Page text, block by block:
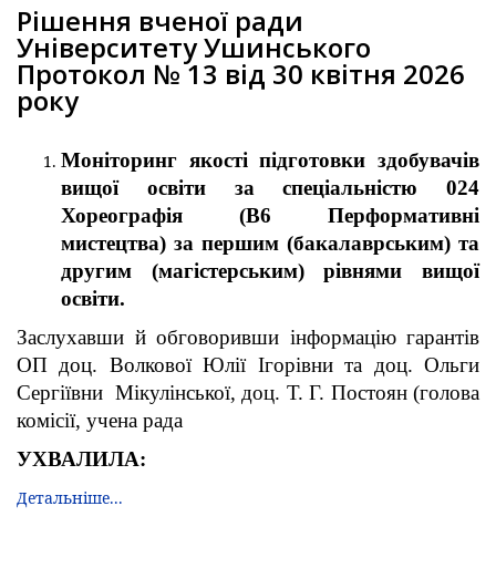
Рішення вченої ради
Університету Ушинського
Протокол № 13 від 30 квітня 2026
року
Моніторинг якості підготовки здобувачів
вищої освіти за спеціальністю 024
Хореографія (В6 Перформативні
мистецтва) за першим (бакалаврським) та
другим (магістерським) рівнями вищої
освіти.
Заслухавши й обговоривши інформацію гарантів
ОП доц. Волкової Юлії Ігорівни та доц. Ольги
Сергіївни Мікулінської, доц. Т. Г. Постоян (голова
комісії, учена рада
УХВАЛИЛА:
Детальніше...